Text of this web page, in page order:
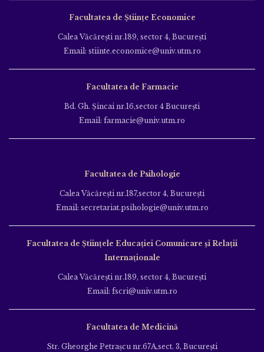
Facultatea de Științe Economice
Calea Văcăreşti nr.189, sector 4, Bucureşti
Email: stiinte.economice@univ.utm.ro
Facultatea de Farmacie
Bd. Gh. Şincai nr.16,sector 4 Bucureşti
Email: farmacie@univ.utm.ro
Facultatea de Psihologie
Calea Văcăreşti nr.187,sector 4, Bucureşti
Email: secretariat.psihologie@univ.utm.ro
Facultatea de Ştiinţele Educației Comunicare și Relații
Internaționale
Calea Văcăreşti nr.189, sector 4, Bucureşti
Email: fscri@univ.utm.ro
Facultatea de Medicină
Str. Gheorghe Petraşcu nr.67A,sect. 3, Bucureşti